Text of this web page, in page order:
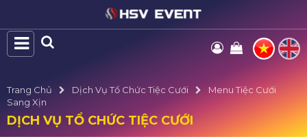
Trang Chủ Dịch Vụ Tổ Chức Tiệc Cưới
Menu Tiệc Cưới
Sang Xịn
DỊCH VỤ TỔ CHỨC TIỆC CƯỚI